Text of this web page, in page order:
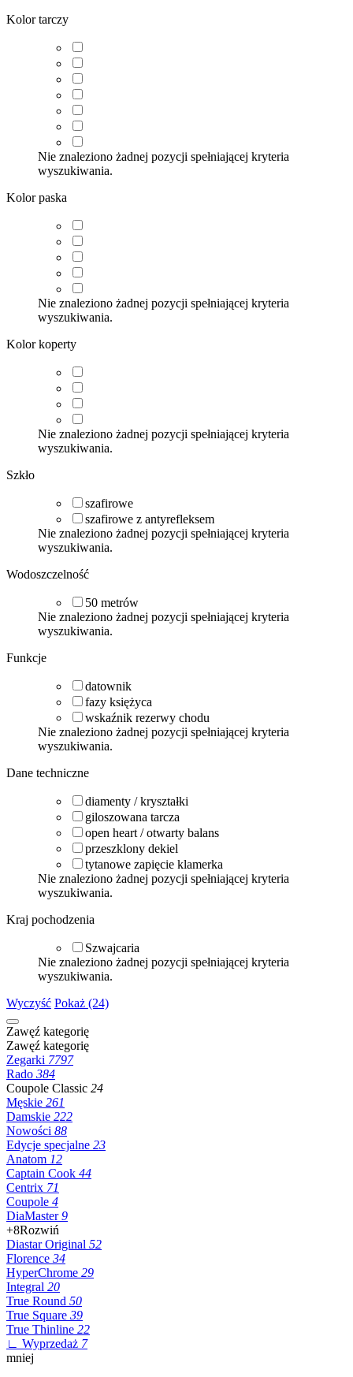
Kolor tarczy
Nie znaleziono żadnej pozycji spełniającej kryteria
wyszukiwania.
Kolor paska
Nie znaleziono żadnej pozycji spełniającej kryteria
wyszukiwania.
Kolor koperty
Nie znaleziono żadnej pozycji spełniającej kryteria
wyszukiwania.
Szkło
szafirowe
szafirowe z antyrefleksem
Nie znaleziono żadnej pozycji spełniającej kryteria
wyszukiwania.
Wodoszczelność
50 metrów
Nie znaleziono żadnej pozycji spełniającej kryteria
wyszukiwania.
Funkcje
datownik
fazy księżyca
wskaźnik rezerwy chodu
Nie znaleziono żadnej pozycji spełniającej kryteria
wyszukiwania.
Dane techniczne
diamenty / kryształki
giloszowana tarcza
open heart / otwarty balans
przeszklony dekiel
tytanowe zapięcie klamerka
Nie znaleziono żadnej pozycji spełniającej kryteria
wyszukiwania.
Kraj pochodzenia
Szwajcaria
Nie znaleziono żadnej pozycji spełniającej kryteria
wyszukiwania.
Wyczyść Pokaż (24)
Zawęź kategorię
Zawęź kategorię
Zegarki 7797
Rado 384
Coupole Classic 24
Męskie 261
Damskie 222
Nowości 88
Edycje specjalne 23
Anatom 12
Captain Cook 44
Centrix 71
Coupole 4
DiaMaster9
+8Rozwiń
Diastar Original 52
Florence 34
HyperChrome 29
Integral 20
True Round 50
True Square 39
True Thinline 22
∟ Wyprzedaż 7
mniej